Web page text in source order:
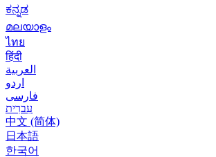
ಕನ್ನಡ
മലയാളം
ไทย
हिंदी
العربية
اردو
فارسی
עִברִית
中文 (简体)
日本語
한국어